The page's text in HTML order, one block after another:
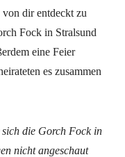
dir entdeckt zu
Fock in Stralsund
eine Feier
es zusammen
die Gorch Fock in
nicht angeschaut